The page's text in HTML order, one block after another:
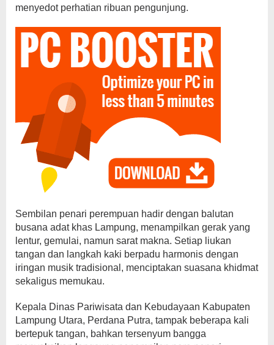
menyedot perhatian ribuan pengunjung.
Sembilan penari perempuan hadir dengan balutan
busana adat khas Lampung, menampilkan gerak yang
lentur, gemulai, namun sarat makna. Setiap liukan
tangan dan langkah kaki berpadu harmonis dengan
iringan musik tradisional, menciptakan suasana khidmat
sekaligus memukau.
Kepala Dinas Pariwisata dan Kebudayaan Kabupaten
Lampung Utara, Perdana Putra, tampak beberapa kali
bertepuk tangan, bahkan tersenyum bangga